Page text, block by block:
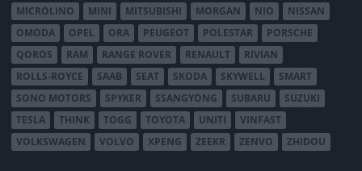
MICROLINO
MINI MITSUBISHI MORGAN NIO
NISSAN
OMODA
OPEL ORA PEUGEOT POLESTAR
PORSCHE
QOROS
RAM RANGE ROVER RENAULT
RIVIAN
ROLLS-ROYCE
SAAB SEAT SKODA SKYWELL
SMART
SONO MOTORS
SPYKER SSANGYONG SUBARU
SUZUKI
TESLA
THINK TOGG TOYOTA UNITI
VINFAST
VOLKSWAGEN
VOLVO XPENG ZEEKR ZENVO ZHIDOU